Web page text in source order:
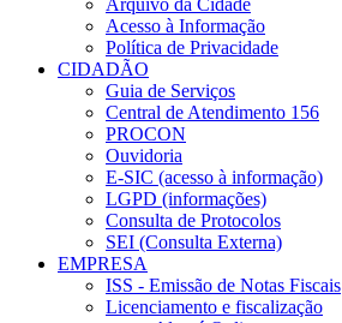
Arquivo da Cidade
Acesso à Informação
Política de Privacidade
CIDADÃO
Guia de Serviços
Central de Atendimento 156
PROCON
Ouvidoria
E-SIC (acesso à informação)
LGPD (informações)
Consulta de Protocolos
SEI (Consulta Externa)
EMPRESA
ISS - Emissão de Notas Fiscais
Licenciamento e fiscalização